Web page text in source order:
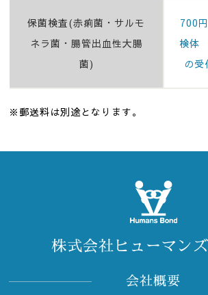
保菌検査(赤痢菌・サルモ
ネラ菌・腸管出血性大腸
菌)
700
検体
の受
※郵送料は別途となります。
株式会社ヒューマン
会社概要